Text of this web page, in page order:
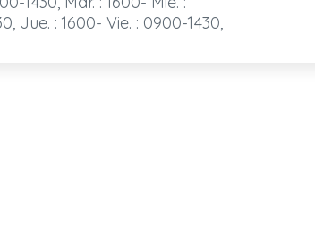
Jue. : 1600- Vie. : 0900-1430,